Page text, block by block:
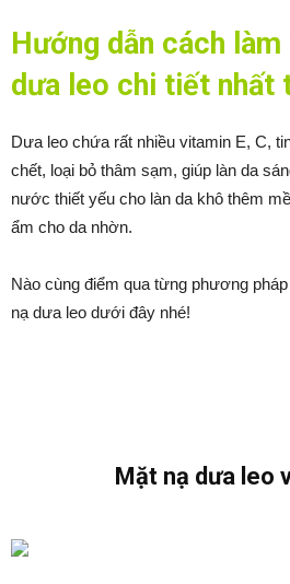
Hướng dẫn cách
dưa leo chi tiết nhất
Dưa leo chứa rất nhiều vitamin E, C,
chết, loại bỏ thâm sạm, giúp làn da
nước thiết yếu cho làn da khô thêm
ẩm cho da nhờn.
Nào cùng điểm qua từng phương
nạ dưa leo dưới đây nhé!
Mặt nạ dưa leo